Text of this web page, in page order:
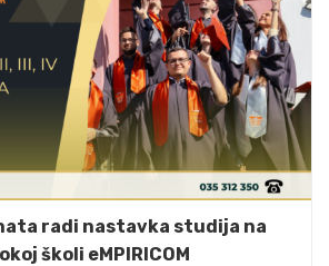
radi nastavka studija na
školi eMPIRICOM